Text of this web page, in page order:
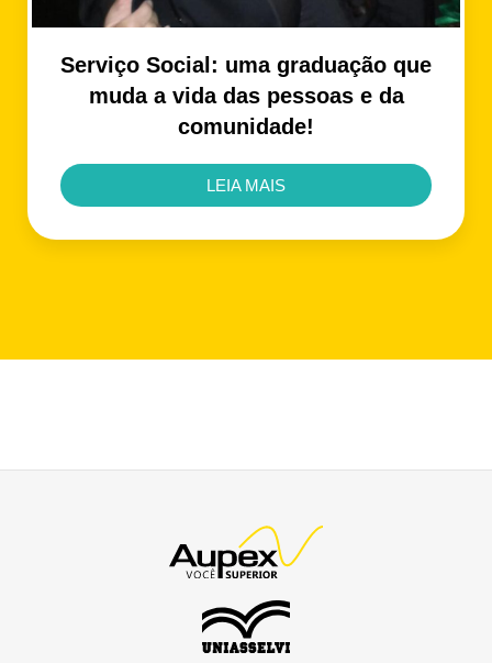
Serviço Social: uma graduação que
muda a vida das pessoas e da
comunidade!
LEIA MAIS